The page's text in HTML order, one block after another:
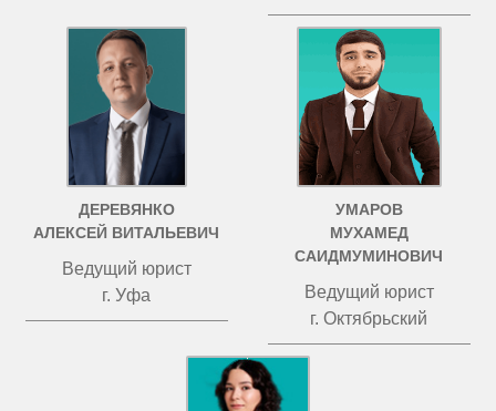
ДЕРЕВЯНКО
АЛЕКСЕЙ ВИТАЛЬЕВИЧ
Ведущий юрист
г. Уфа
УМАРОВ
МУХАМЕД
САИДМУМИНОВИЧ
Ведущий юрист
г. Октябрьский